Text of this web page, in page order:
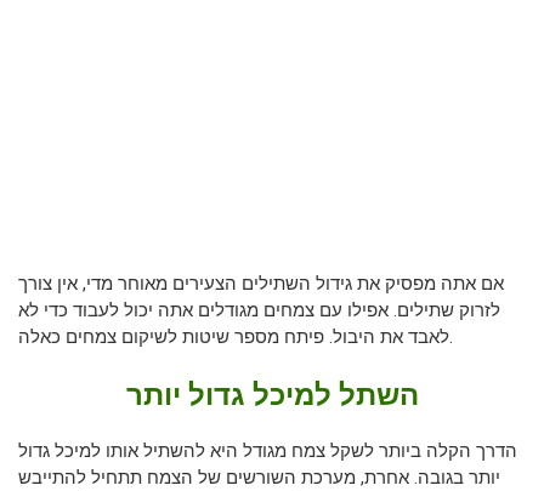
אם אתה מפסיק את גידול השתילים הצעירים מאוחר מדי, אין צורך
לזרוק שתילים. אפילו עם צמחים מגודלים אתה יכול לעבוד כדי לא
לאבד את היבול. פיתח מספר שיטות לשיקום צמחים כאלה.
השתל למיכל גדול יותר
הדרך הקלה ביותר לשקל צמח מגודל היא להשתיל אותו למיכל גדול
יותר בגובה. אחרת, מערכת השורשים של הצמח תתחיל להתייבש